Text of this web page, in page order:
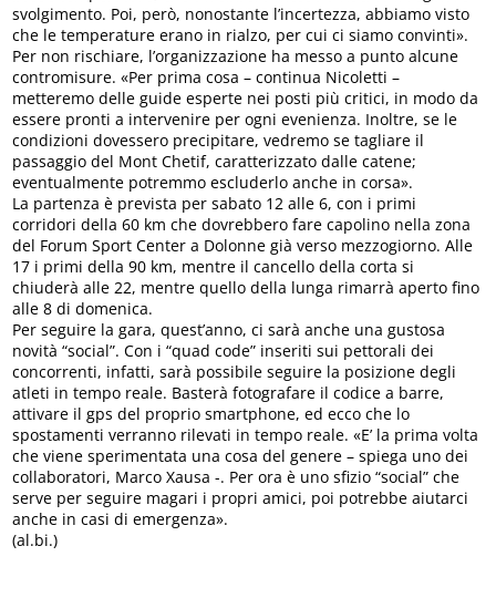
svolgimento. Poi, però, nonostante l’incertezza, abbiamo visto
che le temperature erano in rialzo, per cui ci siamo convinti».
Per non rischiare, l’organizzazione ha messo a punto alcune
contromisure. «Per prima cosa – continua Nicoletti –
metteremo delle guide esperte nei posti più critici, in modo da
essere pronti a intervenire per ogni evenienza. Inoltre, se le
condizioni dovessero precipitare, vedremo se tagliare il
passaggio del Mont Chetif, caratterizzato dalle catene;
eventualmente potremmo escluderlo anche in corsa».
La partenza è prevista per sabato 12 alle 6, con i primi
corridori della 60 km che dovrebbero fare capolino nella zona
del Forum Sport Center a Dolonne già verso mezzogiorno. Alle
17 i primi della 90 km, mentre il cancello della corta si
chiuderà alle 22, mentre quello della lunga rimarrà aperto fino
alle 8 di domenica.
Per seguire la gara, quest’anno, ci sarà anche una gustosa
novità “social”. Con i “quad code” inseriti sui pettorali dei
concorrenti, infatti, sarà possibile seguire la posizione degli
atleti in tempo reale. Basterà fotografare il codice a barre,
attivare il gps del proprio smartphone, ed ecco che lo
spostamenti verranno rilevati in tempo reale. «E’ la prima volta
che viene sperimentata una cosa del genere – spiega uno dei
collaboratori, Marco Xausa -. Per ora è uno sfizio “social” che
serve per seguire magari i propri amici, poi potrebbe aiutarci
anche in casi di emergenza».
(al.bi.)